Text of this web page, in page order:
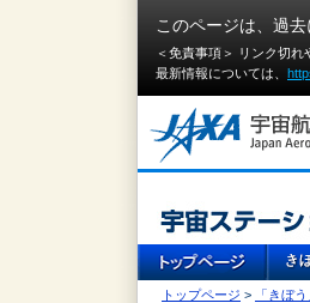
このページは、過
＜免責事項＞ リンク切
最新情報については、
トップページ > 「きぼ